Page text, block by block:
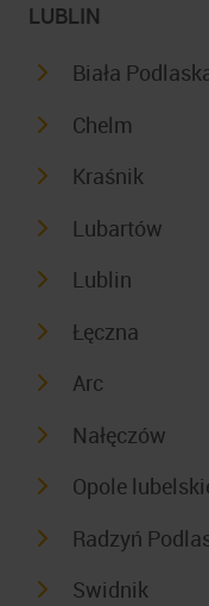
LUBLIN
Biała
Chelm
Kraśnik
Lubartów
Lublin
Łęczna
Arc
Nałęczów
Opole
Radzyń
Swidnik